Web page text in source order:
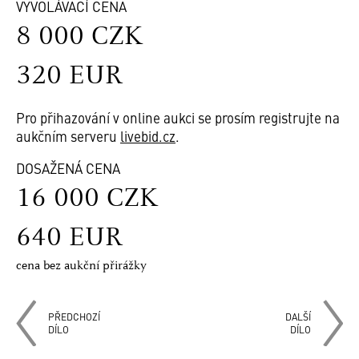
VYVOLÁVACÍ CENA
8 000 CZK
320 EUR
Pro přihazování v online aukci se prosím registrujte na
aukčním serveru livebid.cz.
DOSAŽENÁ CENA
16 000 CZK
640 EUR
cena bez aukční přirážky
PŘEDCHOZÍ
DÍLO
DALŠÍ
DÍLO